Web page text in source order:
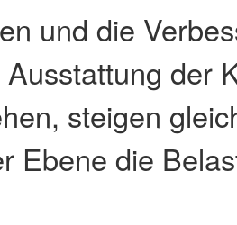
und die
der
steigen
Ebene die